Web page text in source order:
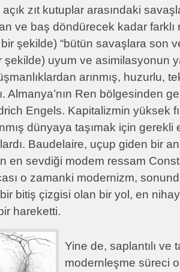
zıt kutuplar arasındaki
ve baş döndürecek kadar farklı
şekilde) “bütün savaşlara son
uyum ve asimilasyonun
arınmış, huzurlu,
Almanya’nın Ren bölgesinden
Engels. Kapitalizmin yüksek
dünyaya taşımak için
Baudelaire, uçup giden bir
en sevdiği modem ressam
o zamanki modernizm,
bitiş çizgisi olan bir yol, en
hareketti.
Yine de, saplantılı ve
modernleşme süreci